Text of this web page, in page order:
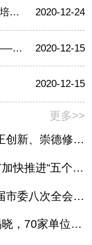
市民政局举办局属单位党政负责人培训班 2020-12-24
访星火初燃之地 让初心薪火相传——市医保局参观中国共产党发起组成立地旧址 2020-12-15
2020-12-15
更多>>
矢志培根铸魂、讴歌人民、守正创新、崇德修身！这场座谈会上，陈吉宁对全市文化战线提出期望
更好发挥“先手棋”作用！上海市加快推进“五个中心”建设领导小组会议举行
上海未来五年要这么干！十二届市委八次全会审议通过上海“十五五”规划建议
第八届进博会“最美服务窗口”揭晓，70家单位诠释“上海服务”温度